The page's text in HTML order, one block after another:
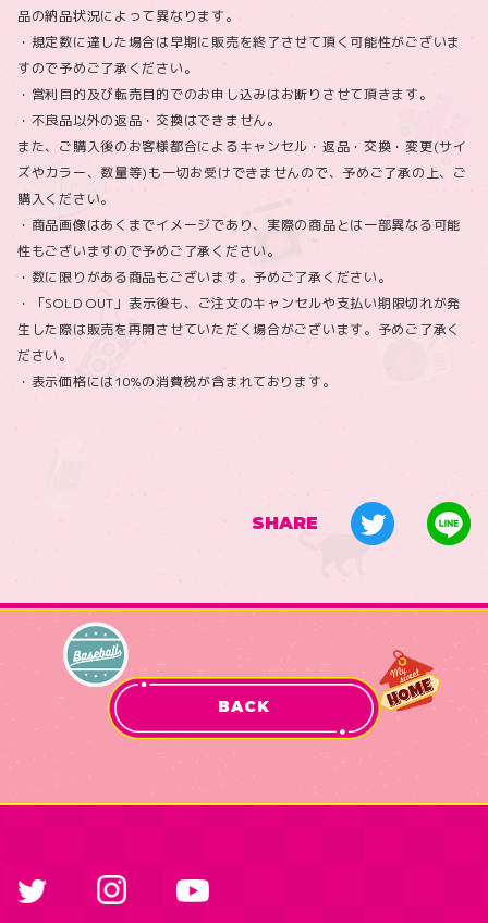
品の納品状況によって異なります。
・規定数に達した場合は早期に販売を終了させて頂く可能性がございま
すので予めご了承ください。
・営利目的及び転売目的でのお申し込みはお断りさせて頂きます。
・不良品以外の返品・交換はできません。
また、ご購入後のお客様都合によるキャンセル・返品・交換・変更(サイ
ズやカラー、数量等)も一切お受けできませんので、予めご了承の上、ご
購入ください。
・商品画像はあくまでイメージであり、実際の商品とは一部異なる可能
性もございますので予めご了承ください。
・数に限りがある商品もございます。予めご了承ください。
・「SOLD OUT」表示後も、ご注文のキャンセルや支払い期限切れが発
生した際は販売を再開させていただく場合がございます。予めご了承く
ださい。
・表示価格には10%の消費税が含まれております。
SHARE
BACK